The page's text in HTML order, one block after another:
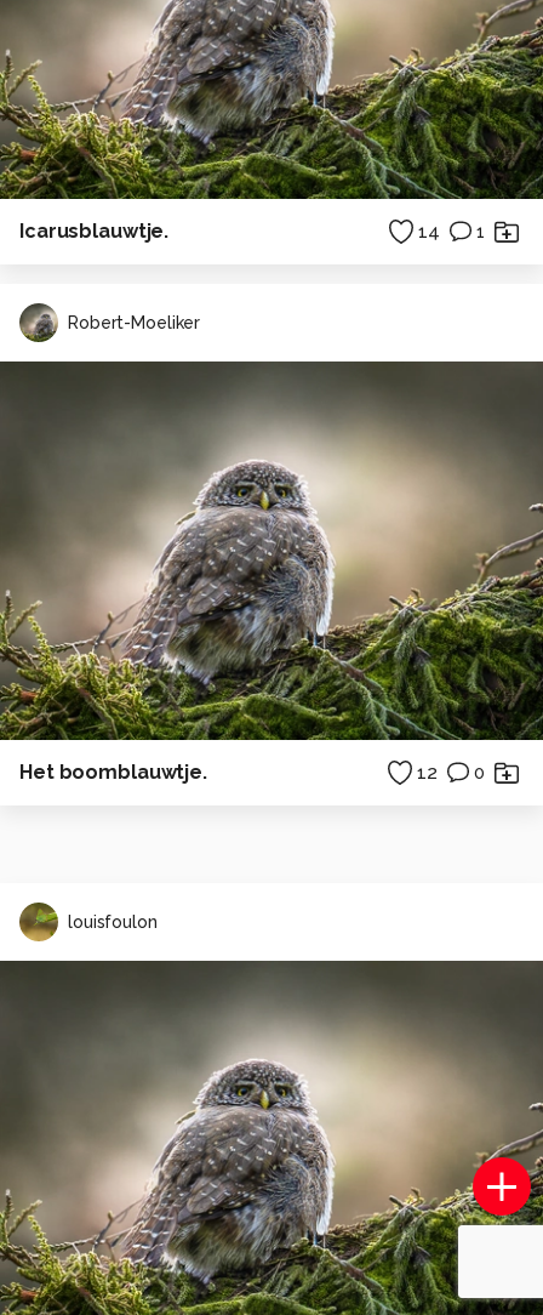
Icarusblauwtje. 14 1
Robert-Moeliker
Het boomblauwtje. 12 0
louisfoulon